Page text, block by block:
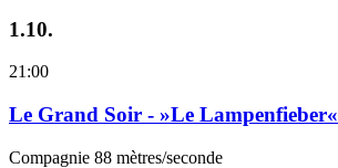
1.10.
21:00
Le Grand Soir - »Le Lampenfieber«
Compagnie 88 mètres/seconde